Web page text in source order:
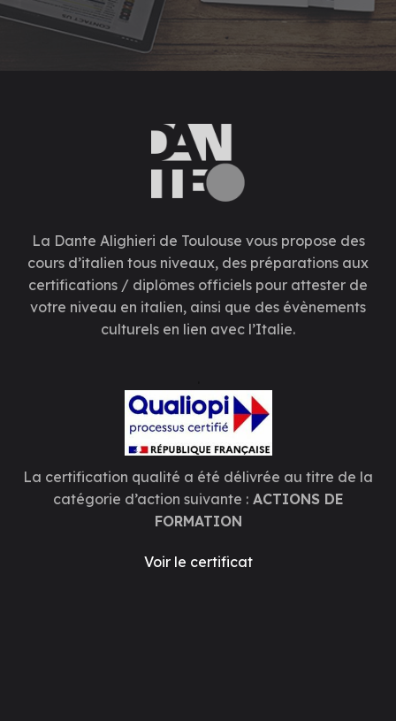
La Dante Alighieri de Toulouse vous propose des
cours d’italien tous niveaux, des préparations aux
certifications / diplômes officiels pour attester de
votre niveau en italien, ainsi que des évènements
culturels en lien avec l’Italie.
La certification qualité a été délivrée au titre de la
catégorie d’action suivante :ACTIONS DE
FORMATION
Voir le certificat